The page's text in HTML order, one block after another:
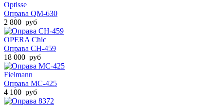
Optisse
Оправа QM-630
2 800 руб
OPERA Chic
Оправа CH-459
18 000 руб
Fielmann
Оправа MC-425
4 100 руб